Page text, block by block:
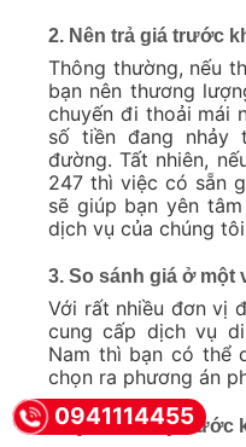
2. Nên trả giá trước
Thông thường, nếu
bạn nên thương
chuyến đi thoải mái
số tiền đang nhảy
đường. Tất nhiên,
247 thì việc có sẵn
sẽ giúp bạn yên
dịch vụ của chúng
3. So sánh giá ở một
Với rất nhiều đơn vị
cung cấp dịch vụ
Nam thì bạn có thể
chọn ra phương án
4. Quan sát kỹ trước
0941114455